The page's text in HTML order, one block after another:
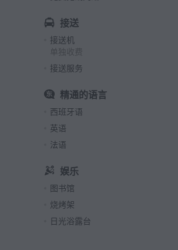
接送
接送机
单独收费
接送服务
精通的语言
西班牙语
英语
法语
娱乐
图书馆
烧烤架
日光浴露台